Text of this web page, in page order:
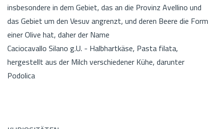
insbesondere in dem Gebiet, das an die Provinz Avellino und
das Gebiet um den Vesuv angrenzt, und deren Beere die Form
einer Olive hat, daher der Name
Caciocavallo Silano g.U. - Halbhartkäse, Pasta filata,
hergestellt aus der Milch verschiedener Kühe, darunter
Podolica